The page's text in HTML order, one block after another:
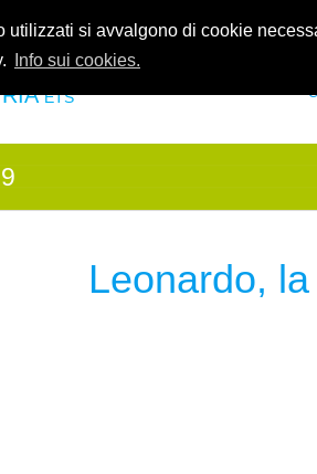
utilizzati si avvalgono di cookie
Info sui cookies.
AMICI
ETS
Leonardo,